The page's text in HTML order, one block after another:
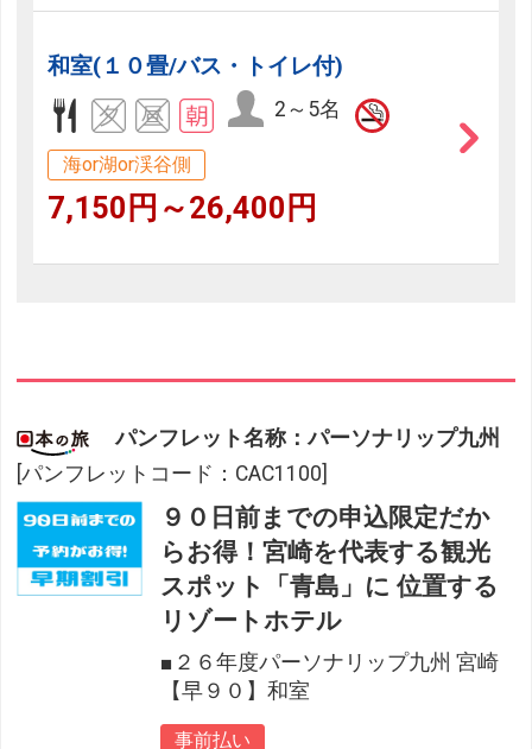
和室(１０畳/バス・トイレ付)
2～5名
海or湖or渓谷側
7,150円～26,400円
パンフレット名称：パーソナリップ九州
[パンフレットコード：CAC1100]
９０日前までの申込限定だか
らお得！宮崎を代表する観光
スポット「青島」に 位置する
リゾートホテル
■２６年度パーソナリップ九州 宮崎
【早９０】和室
事前払い